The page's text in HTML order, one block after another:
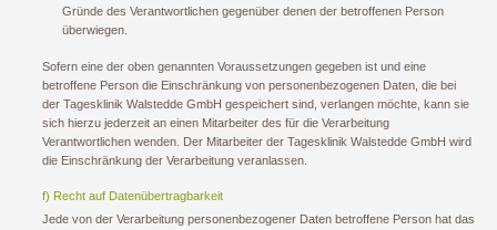
Gründe des Verantwortlichen gegenüber denen der betroffenen Person
überwiegen.
Sofern eine der oben genannten Voraussetzungen gegeben ist und eine
betroffene Person die Einschränkung von personenbezogenen Daten, die bei
der Tagesklinik Walstedde GmbH gespeichert sind, verlangen möchte, kann sie
sich hierzu jederzeit an einen Mitarbeiter des für die Verarbeitung
Verantwortlichen wenden. Der Mitarbeiter der Tagesklinik Walstedde GmbH wird
die Einschränkung der Verarbeitung veranlassen.
f) Recht auf Datenübertragbarkeit
Jede von der Verarbeitung personenbezogener Daten betroffene Person hat das